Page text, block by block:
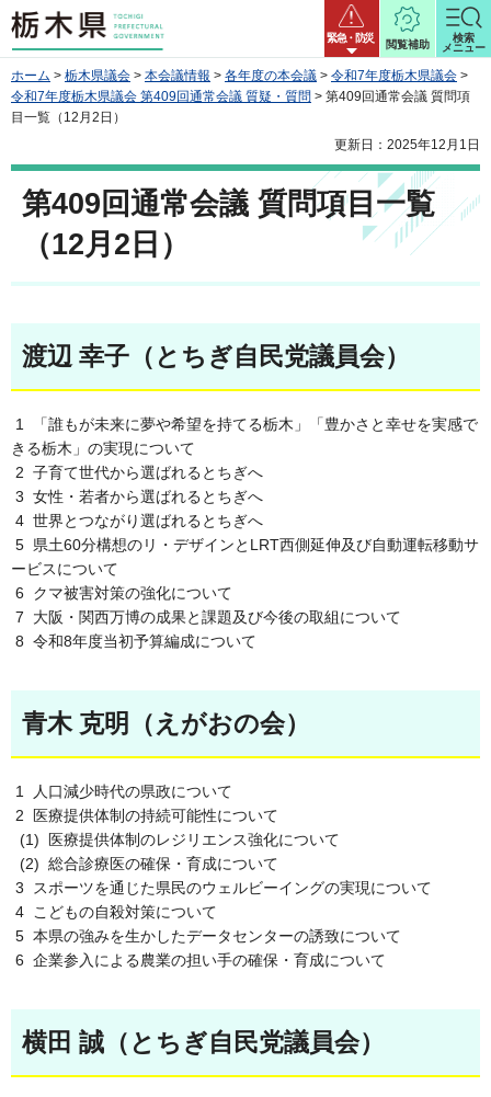
栃木県 緊急・防災
閲覧補助
検索
メニュー
ホーム > 栃木県議会 > 本会議情報 > 各年度の本会議 > 令和7年度栃木県議会 >
令和7年度栃木県議会 第409回通常会議 質疑・質問 > 第409回通常会議 質問項
目一覧（12月2日）
更新日：2025年12月1日
第409回通常会議 質問項目一覧
（12月2日）
渡辺 幸子（とちぎ自民党議員会）
1 「誰もが未来に夢や希望を持てる栃木」「豊かさと幸せを実感で
きる栃木」の実現について
2 子育て世代から選ばれるとちぎへ
3 女性・若者から選ばれるとちぎへ
4 世界とつながり選ばれるとちぎへ
5 県土60分構想のリ・デザインとLRT西側延伸及び自動運転移動サ
ービスについて
6 クマ被害対策の強化について
7 大阪・関西万博の成果と課題及び今後の取組について
8 令和8年度当初予算編成について
青木 克明（えがおの会）
1 人口減少時代の県政について
2 医療提供体制の持続可能性について
(1) 医療提供体制のレジリエンス強化について
(2) 総合診療医の確保・育成について
3 スポーツを通じた県民のウェルビーイングの実現について
4 こどもの自殺対策について
5 本県の強みを生かしたデータセンターの誘致について
6 企業参入による農業の担い手の確保・育成について
横田 誠（とちぎ自民党議員会）